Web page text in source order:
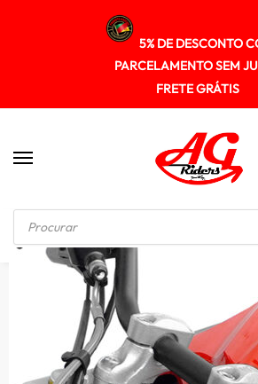
5% DE DESCONTO
PARCELAMENTO SEM
FRETE GRÁTIS
Início / RISER GUIDÃO Riser Adaptador Guidao